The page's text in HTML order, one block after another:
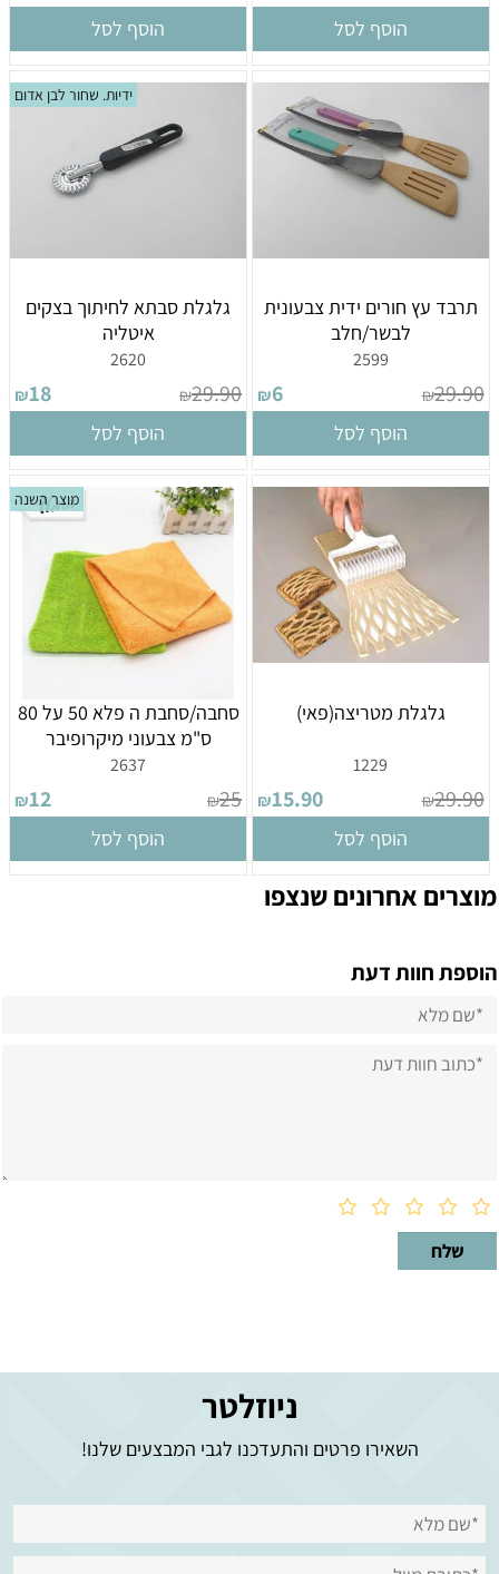
הוסף לסל הוסף לסל
תרבד עץ חורים ידית צבעונית
לבשר/חלב
2599
₪29.90
₪6
הוסף לסל
ידיות. שחור לבן אדום
גלגלת סבתא לחיתוך בצקים
איטליה
2620
₪29.90
₪18
הוסף לסל
גלגלת מטריצה(פאי)
1229
₪29.90
₪15.90
הוסף לסל
מוצר השנה
סחבה/סחבת ה פלא 50 על 80
ס"מ צבעוני מיקרופיבר
2637
₪25
₪12
הוסף לסל
מוצרים אחרונים שנצפו
הוספת חוות דעת
ניוזלטר
השאירו פרטים והתעדכנו לגבי המבצעים שלנו!